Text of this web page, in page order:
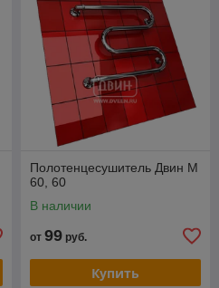
Полотенцесушитель Двин M
60, 60
В наличии
от 99 руб.
Купить